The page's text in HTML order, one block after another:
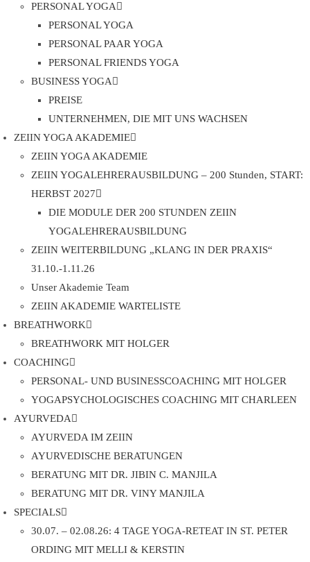
PERSONAL YOGA
PERSONAL YOGA
PERSONAL PAAR YOGA
PERSONAL FRIENDS YOGA
BUSINESS YOGA
PREISE
UNTERNEHMEN, DIE MIT UNS WACHSEN
ZEIIN YOGA AKADEMIE
ZEIIN YOGA AKADEMIE
ZEIIN YOGALEHRERAUSBILDUNG – 200 Stunden, START:
HERBST 2027
DIE MODULE DER 200 STUNDEN ZEIIN
YOGALEHRERAUSBILDUNG
ZEIIN WEITERBILDUNG „KLANG IN DER PRAXIS“
31.10.-1.11.26
Unser Akademie Team
ZEIIN AKADEMIE WARTELISTE
BREATHWORK
BREATHWORK MIT HOLGER
COACHING
PERSONAL- UND BUSINESSCOACHING MIT HOLGER
YOGAPSYCHOLOGISCHES COACHING MIT CHARLEEN
AYURVEDA
AYURVEDA IM ZEIIN
AYURVEDISCHE BERATUNGEN
BERATUNG MIT DR. JIBIN C. MANJILA
BERATUNG MIT DR. VINY MANJILA
SPECIALS
30.07. – 02.08.26: 4 TAGE YOGA-RETEAT IN ST. PETER
ORDING MIT MELLI & KERSTIN